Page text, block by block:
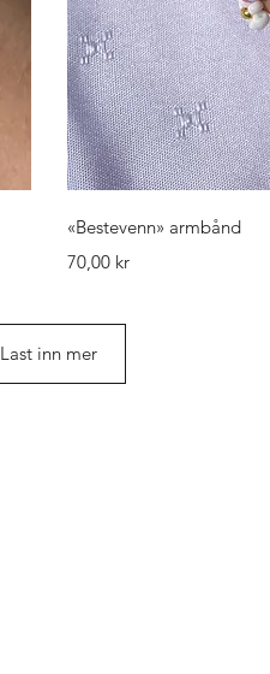
«Bestevenn» armbånd
Pris
70,00 kr
Last inn mer